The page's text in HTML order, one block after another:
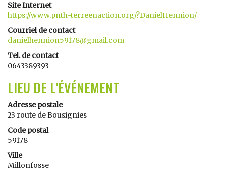
Site Internet
https://www.pnth-terreenaction.org/?DanielHennion/
Courriel de contact
danielhennion59178@gmail.com
Tel. de contact
0643389393
LIEU DE L'ÉVÉNEMENT
Adresse postale
23 route de Bousignies
Code postal
59178
Ville
Millonfosse